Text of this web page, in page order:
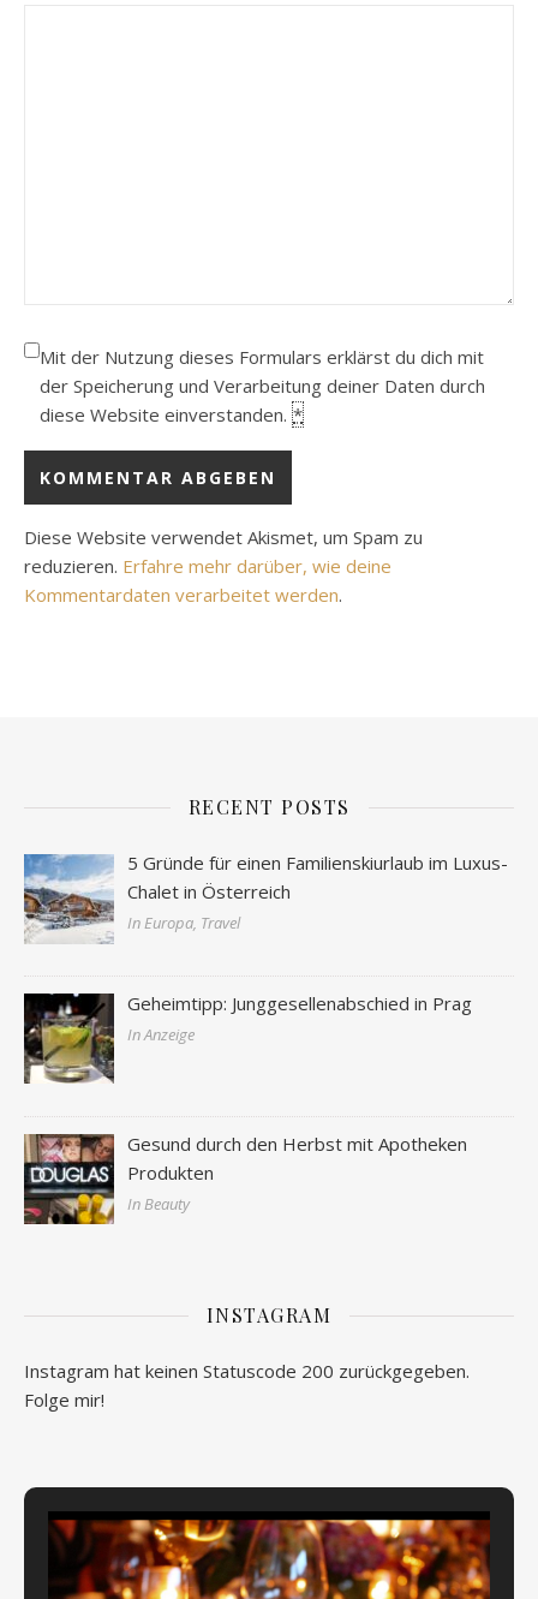
Mit der Nutzung dieses Formulars erklärst du dich mit
der Speicherung und Verarbeitung deiner Daten durch
diese Website einverstanden. *
Diese Website verwendet Akismet, um Spam zu
reduzieren. Erfahre mehr darüber, wie deine
Kommentardaten verarbeitet werden.
RECENT POSTS
5 Gründe für einen Familienskiurlaub im Luxus-
Chalet in Österreich
In Europa, Travel
Geheimtipp: Junggesellenabschied in Prag
In Anzeige
Gesund durch den Herbst mit Apotheken
Produkten
In Beauty
INSTAGRAM
Instagram hat keinen Statuscode 200 zurückgegeben.
Folge mir!